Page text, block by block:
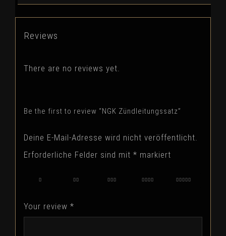
Reviews
There are no reviews yet.
Be the first to review “NGK Zündleitungssatz”
Deine E-Mail-Adresse wird nicht veröffentlicht.
Erforderliche Felder sind mit * markiert
Your review *